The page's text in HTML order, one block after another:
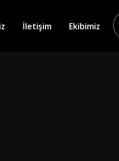
İletişim Ekibimiz